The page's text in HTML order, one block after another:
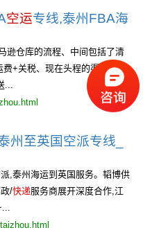
空运专线,泰州FBA海
逊仓库的流程、中间包括了清
+关税、现在头程的渠道主要
...
州至英国空派专线_
,泰州海运到英国服务。韬博供
/快递服务商展开深度合作,江